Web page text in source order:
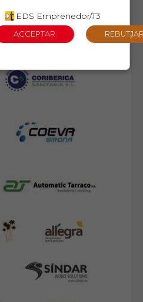
EDS Emprenedor/T3